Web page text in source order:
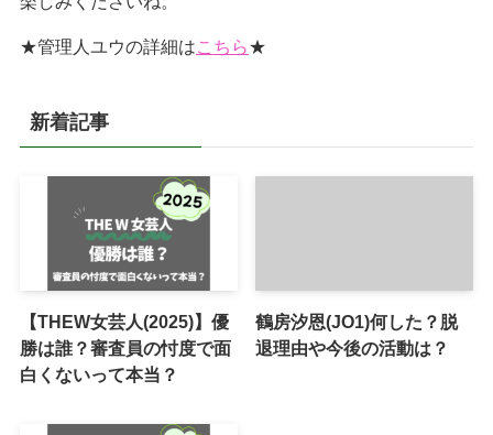
★管理人ユウの詳細はこちら★
新着記事
【THEW女芸人(2025)】優
勝は誰？審査員の忖度で面
白くないって本当？
鶴房汐恩(JO1)何した？脱
退理由や今後の活動は？